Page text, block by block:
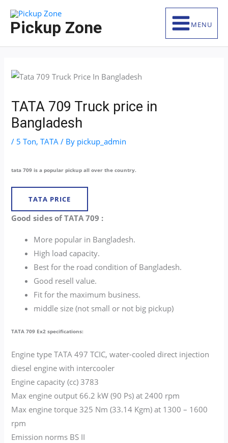
contentPickup Zone MENU
TATA 709 Truck price in
Bangladesh
/ 5 Ton,TATA / By pickup_admin
tata 709 is a popular pickup all over the country.
TATA PRICE
Good sides of TATA 709 :
More popular in Bangladesh.
High load capacity.
Best for the road condition of Bangladesh.
Good resell value.
Fit for the maximum business.
middle size (not small or not big pickup)
TATA 709 Ex2 specifications:
Engine type TATA 497 TCIC, water-cooled direct injection
diesel engine with intercooler
Engine capacity (cc) 3783
Max engine output 66.2 kW (90 Ps) at 2400 rpm
Max engine torque 325 Nm (33.14 Kgm) at 1300 – 1600
rpm
Emission norms BS II
e
a
h
o
r
: